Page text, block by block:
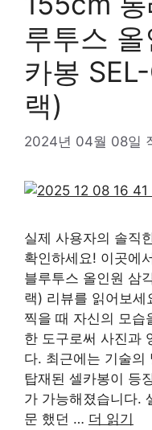
루투스
카봉
랙)
2024년 04월 08일
실제 사용자의 솔직
확인하세요! 이곳에
블루투스 올인원 삼
랙) 리뷰를 읽어보세
찍을 때 자신의 모습
한 도구로써 사진과
다. 최근에는 기술의
탑재된 셀카봉이 등
가 가능해졌습니다.
문 했던 … 더 읽기